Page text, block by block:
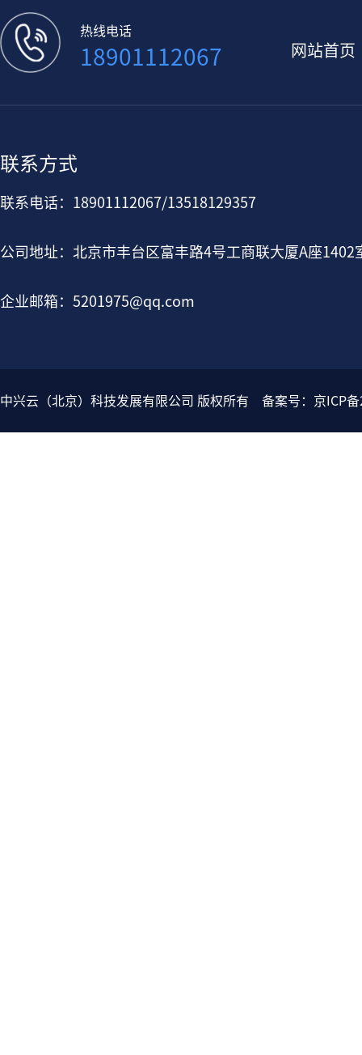
热线电话
18901112067 网站首页
联系方式
联系电话：18901112067/13518129357
公司地址：北京市丰台区富丰路4号工商联大厦A座1402
企业邮箱：5201975@qq.com
中兴云（北京）科技发展有限公司 版权所有 备案号： 京ICP